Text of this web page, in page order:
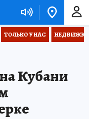
ТОЛЬКО У НАС НЕДВИЖКА
Кубани